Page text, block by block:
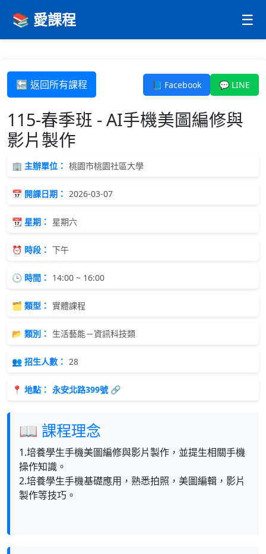
📚 愛課程 ☰
🔙 返回所有課程 📘 Facebook 💬 LINE
115-春季班 - AI手機美圖編修與
影片製作
🏢 主辦單位： 桃園市桃園社區大學
📅 開課日期： 2026-03-07
📆 星期： 星期六
⏰ 時段： 下午
🕒 時間： 14:00 ~ 16:00
🗂 類型： 實體課程
📂 類別： 生活藝能－資訊科技類
👥 招生人數： 28
📍 地點： 永安北路399號 🔗
📖 課程理念
1.培養學生手機美圖編修與影片製作，並提生相關手機
操作知識。
2.培養學生手機基礎應用，熟悉拍照，美圖編輯，影片
製作等技巧。